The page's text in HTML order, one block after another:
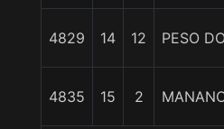
4829 14 12 PESO
4835 15 2